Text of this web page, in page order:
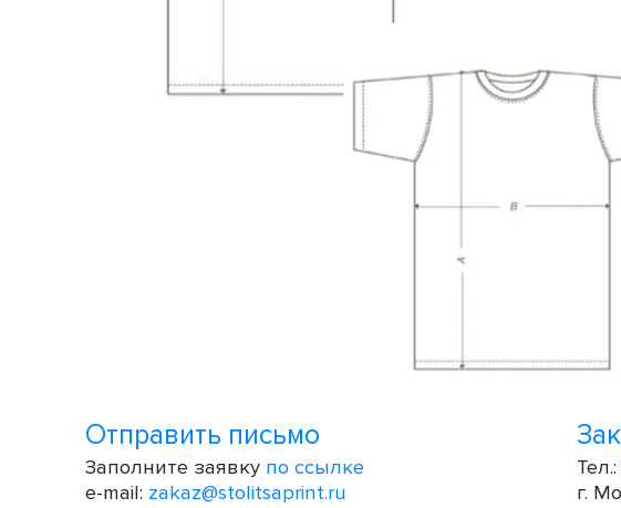
Отправить письмо
Заполните заявку по ссылке
e-mail: zakaz@stolitsaprint.ru
Тел.:
г.